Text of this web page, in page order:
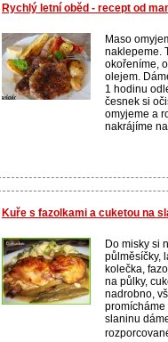
Rychlý letní oběd - recept od
Maso
naklepeme.
okořeníme,
olejem.
1 hodinu
česnek si
omyjeme a
nakrájíme
Kuře s fazolkami a cuketou na
Do misky si
půlměsíčky,
kolečka,
na půlky,
nadrobno,
slaninu